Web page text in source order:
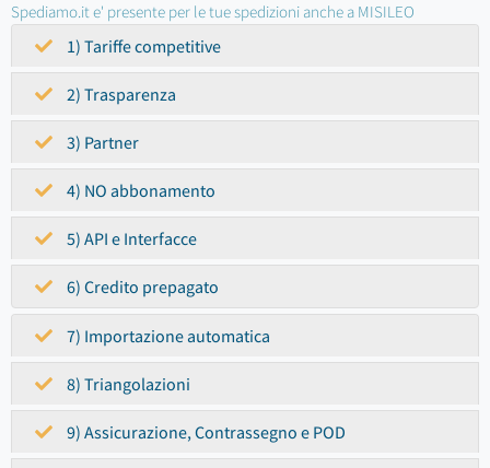
Spediamo.it e' presente per le tue spedizioni anche a MISILEO
1) Tariffe competitive
2) Trasparenza
3) Partner
4) NO abbonamento
5) API e Interfacce
6) Credito prepagato
7) Importazione automatica
8) Triangolazioni
9) Assicurazione, Contrassegno e POD